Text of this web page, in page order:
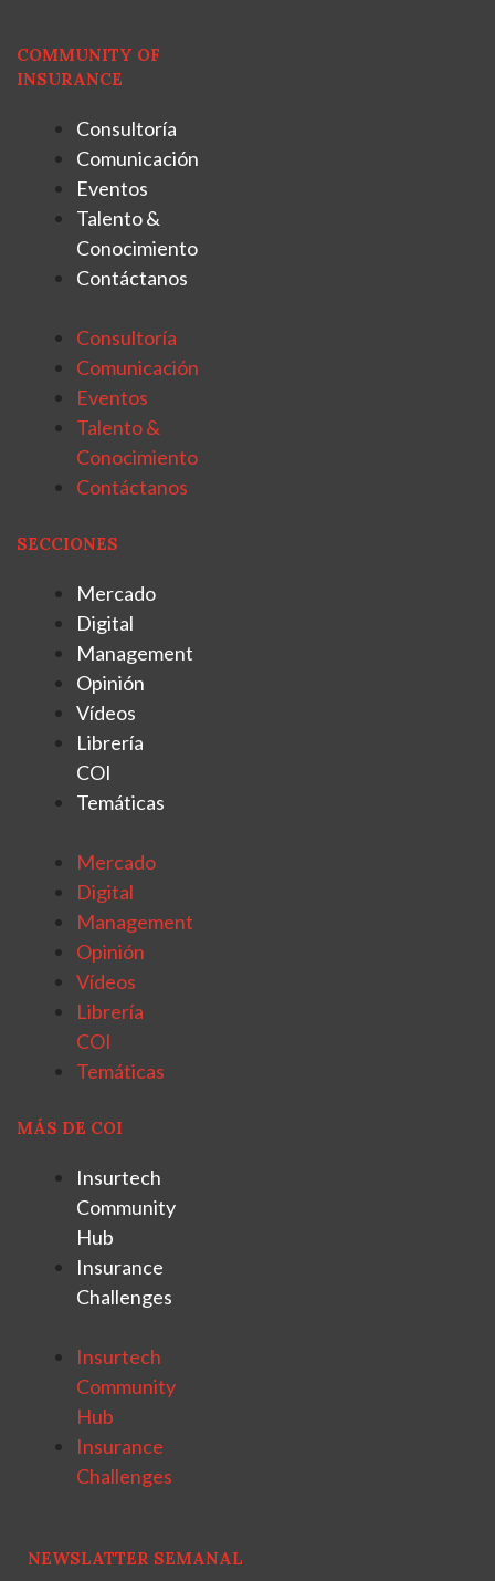
COMMUNITY OF
INSURANCE
Consultoría
Comunicación
Eventos
Talento &
Conocimiento
Contáctanos
Consultoría
Comunicación
Eventos
Talento &
Conocimiento
Contáctanos
SECCIONES
Mercado
Digital
Management
Opinión
Vídeos
Librería
COI
Temáticas
Mercado
Digital
Management
Opinión
Vídeos
Librería
COI
Temáticas
MÁS DE COI
Insurtech
Community
Hub
Insurance
Challenges
Insurtech
Community
Hub
Insurance
Challenges
NEWSLATTER SEMANAL